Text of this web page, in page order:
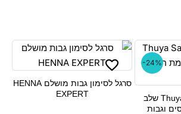
-24%
Thuya Sachet Mini Set שלב
סרגל לסימון גבות מושלם HENNA
EXPERT